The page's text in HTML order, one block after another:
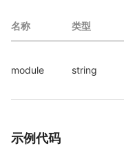
名称 类型
module string
示例代码